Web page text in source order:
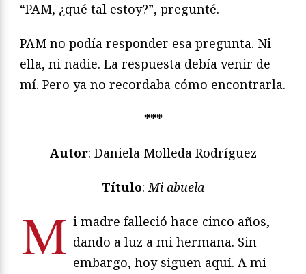
“PAM, ¿qué tal estoy?”, pregunté.
PAM no podía responder esa pregunta. Ni
ella, ni nadie. La respuesta debía venir de
mí. Pero ya no recordaba cómo encontrarla.
***
Autor: Daniela Molleda Rodríguez
Título:Mi abuela
M i madre falleció hace cinco años,
dando a luz a mi hermana. Sin
embargo, hoy siguen aquí. A mi